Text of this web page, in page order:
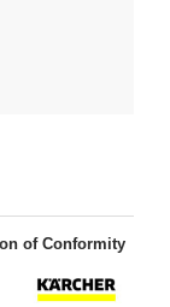
of Conformity